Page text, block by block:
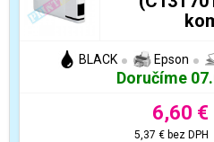
BLACK Epson
Doručíme
6,60 €
5,37 €bez DPH